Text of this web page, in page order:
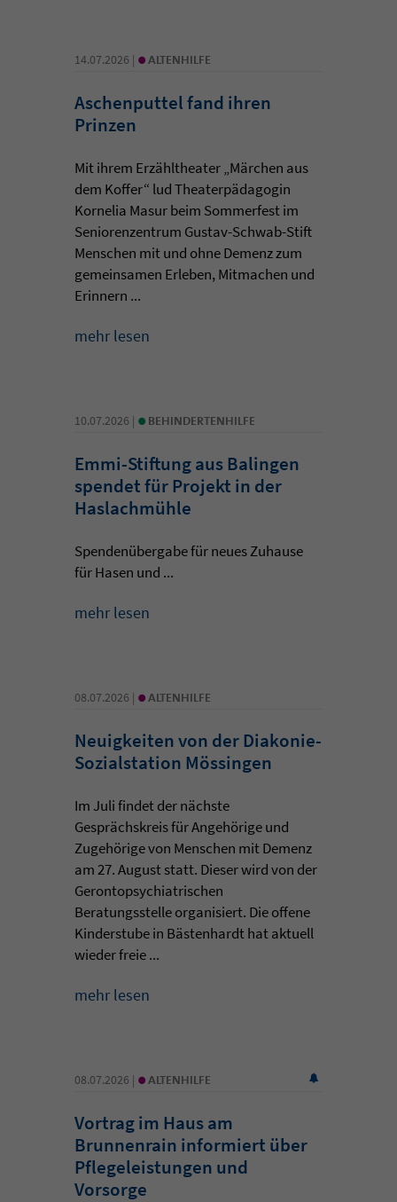
14.07.2026 | • ALTENHILFE
Aschenputtel fand ihren
Prinzen
Mit ihrem Erzähltheater „Märchen aus
dem Koffer“ lud Theaterpädagogin
Kornelia Masur beim Sommerfest im
Seniorenzentrum Gustav-Schwab-Stift
Menschen mit und ohne Demenz zum
gemeinsamen Erleben, Mitmachen und
Erinnern ...
mehr lesen
10.07.2026 | • BEHINDERTENHILFE
Emmi-Stiftung aus Balingen
spendet für Projekt in der
Haslachmühle
Spendenübergabe für neues Zuhause
für Hasen und ...
mehr lesen
08.07.2026 | • ALTENHILFE
Neuigkeiten von der Diakonie-
Sozialstation Mössingen
Im Juli findet der nächste
Gesprächskreis für Angehörige und
Zugehörige von Menschen mit Demenz
am 27. August statt. Dieser wird von der
Gerontopsychiatrischen
Beratungsstelle organisiert. Die offene
Kinderstube in Bästenhardt hat aktuell
wieder freie ...
mehr lesen
08.07.2026 | • ALTENHILFE
Vortrag im Haus am
Brunnenrain informiert über
Pflegeleistungen und
Vorsorge